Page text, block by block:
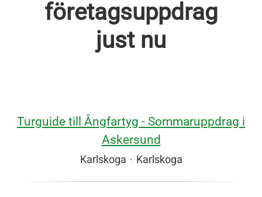
företagsuppdrag
just nu
Turguide till Ångfartyg - Sommaruppdrag i
Askersund
Karlskoga · Karlskoga